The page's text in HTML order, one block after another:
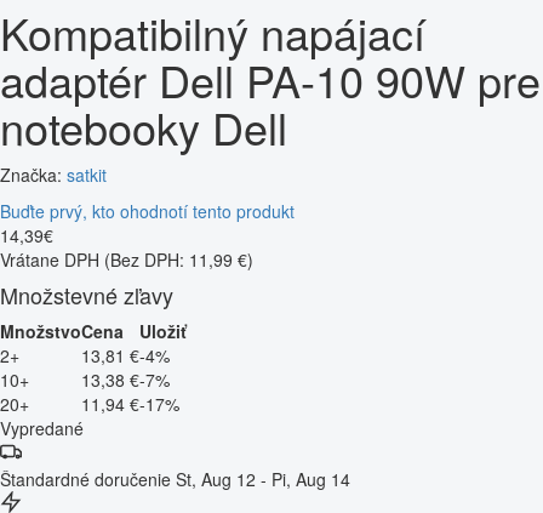
Kompatibilný napájací
adaptér Dell PA-10 90W pre
notebooky Dell
Značka: satkit
Buďte prvý, kto ohodnotí tento produkt
14,39€
Vrátane DPH (Bez DPH: 11,99 €)
Množstevné zľavy
MnožstvoCena
Uložiť
2+
13,81 €-4%
10+
13,38 €-7%
20+
11,94 €-17%
Vypredané
Štandardné doručenie St, Aug 12 - Pi, Aug 14